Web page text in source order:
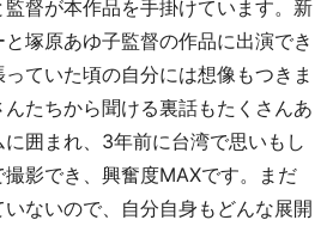
督が本作品を手掛けています。新
塚原あゆ子監督の作品に出演でき
ていた頃の自分には想像もつきま
たちから聞ける裏話もたくさんあ
囲まれ、3年前に台湾で思いもし
影でき、興奮度MAXです。まだ
ないので、自分自身もどんな展開